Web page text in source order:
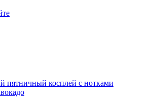
пятничный косплей с нотками